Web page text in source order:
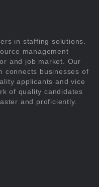
in staffing solutions.
management
and job market. Our
connects businesses of
applicants and vice
of quality candidates
and proficiently.